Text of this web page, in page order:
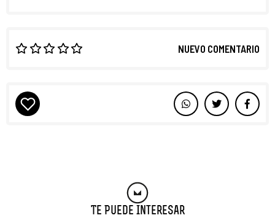
NUEVO COMENTARIO
Te Puede Interesar